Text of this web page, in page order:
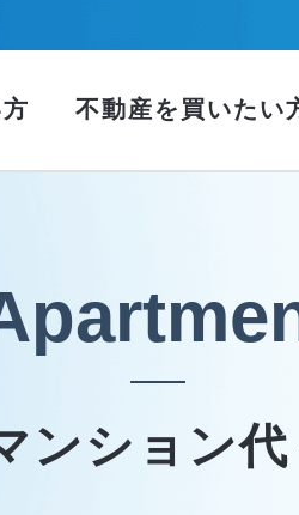
不動産を買いたい
ンション代